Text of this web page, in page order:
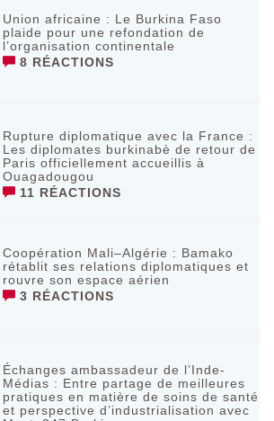
Union africaine : Le Burkina Faso
plaide pour une refondation de
l’organisation continentale‎
8 RÉACTIONS
Rupture diplomatique avec la France :
Les diplomates burkinabè de retour de
Paris officiellement accueillis à
Ouagadougou
11 RÉACTIONS
Coopération Mali–Algérie : Bamako
rétablit ses relations diplomatiques et
rouvre son espace aérien
3 RÉACTIONS
Échanges ambassadeur de l’Inde-
Médias : Entre partage de meilleures
pratiques en matière de soins de santé
et perspective d’industrialisation avec